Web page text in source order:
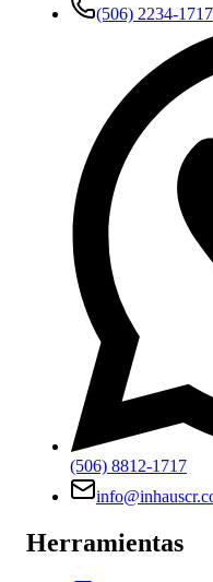
(506) 2234-1717
(506) 8812-1717
Herramientas